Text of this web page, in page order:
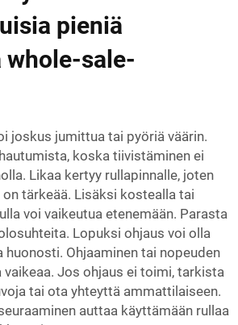
pieniä
sale-
joskus jumittua tai pyöriä väärin.
koska tiivistäminen ei
Likaa kertyy rullapinnalle, joten
tärkeää. Lisäksi kostealla tai
voi vaikeutua etenemään. Parasta
Lopuksi ohjaus voi olla
huonosti. Ohjaaminen tai nopeuden
vaikeaa. Jos ohjaus ei toimi, tarkista
tai ota yhteyttä ammattilaiseen.
auttaa käyttämään rullaa